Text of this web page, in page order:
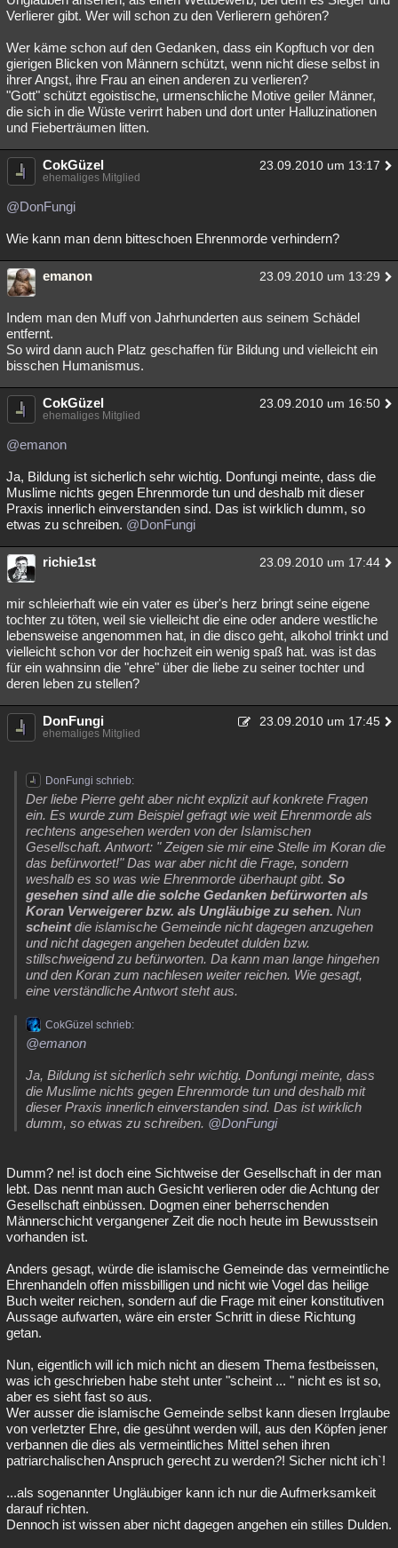
Verlierer gibt. Wer will schon zu den Verlierern gehören?
Wer käme schon auf den Gedanken, dass ein Kopftuch vor den
gierigen Blicken von Männern schützt, wenn nicht diese selbst in
ihrer Angst, ihre Frau an einen anderen zu verlieren?
"Gott" schützt egoistische, urmenschliche Motive geiler Männer,
die sich in die Wüste verirrt haben und dort unter Halluzinationen
und Fieberträumen litten.
CokGüzel 23.09.2010 um 13:17
ehemaliges Mitglied
@DonFungi
Wie kann man denn bitteschoen Ehrenmorde verhindern?
emanon 23.09.2010 um 13:29
Indem man den Muff von Jahrhunderten aus seinem Schädel
entfernt.
So wird dann auch Platz geschaffen für Bildung und vielleicht ein
bisschen Humanismus.
CokGüzel 23.09.2010 um 16:50
ehemaliges Mitglied
@emanon
Ja, Bildung ist sicherlich sehr wichtig. Donfungi meinte, dass die
Muslime nichts gegen Ehrenmorde tun und deshalb mit dieser
Praxis innerlich einverstanden sind. Das ist wirklich dumm, so
etwas zu schreiben. @DonFungi
richie1st 23.09.2010 um 17:44
mir schleierhaft wie ein vater es über's herz bringt seine eigene
tochter zu töten, weil sie vielleicht die eine oder andere westliche
lebensweise angenommen hat, in die disco geht, alkohol trinkt und
vielleicht schon vor der hochzeit ein wenig spaß hat. was ist das
für ein wahnsinn die "ehre" über die liebe zu seiner tochter und
deren leben zu stellen?
DonFungi 23.09.2010 um 17:45
ehemaliges Mitglied
DonFungi schrieb:
Der liebe Pierre geht aber nicht explizit auf konkrete Fragen
ein. Es wurde zum Beispiel gefragt wie weit Ehrenmorde als
rechtens angesehen werden von der Islamischen
Gesellschaft. Antwort: " Zeigen sie mir eine Stelle im Koran die
das befürwortet!" Das war aber nicht die Frage, sondern
weshalb es so was wie Ehrenmorde überhaupt gibt. So
gesehen sind alle die solche Gedanken befürworten als
Koran Verweigerer bzw. als Ungläubige zu sehen. Nun
scheintdie islamische Gemeinde nicht dagegen anzugehen
und nicht dagegen angehen bedeutet dulden bzw.
stillschweigend zu befürworten. Da kann man lange hingehen
und den Koran zum nachlesen weiter reichen. Wie gesagt,
eine verständliche Antwort steht aus.
CokGüzel schrieb:
@emanon
Ja, Bildung ist sicherlich sehr wichtig. Donfungi meinte, dass
die Muslime nichts gegen Ehrenmorde tun und deshalb mit
dieser Praxis innerlich einverstanden sind. Das ist wirklich
dumm, so etwas zu schreiben. @DonFungi
Dumm? ne! ist doch eine Sichtweise der Gesellschaft in der man
lebt. Das nennt man auch Gesicht verlieren oder die Achtung der
Gesellschaft einbüssen. Dogmen einer beherrschenden
Männerschicht vergangener Zeit die noch heute im Bewusstsein
vorhanden ist.
Anders gesagt, würde die islamische Gemeinde das vermeintliche
Ehrenhandeln offen missbilligen und nicht wie Vogel das heilige
Buch weiter reichen, sondern auf die Frage mit einer konstitutiven
Aussage aufwarten, wäre ein erster Schritt in diese Richtung
getan.
Nun, eigentlich will ich mich nicht an diesem Thema festbeissen,
was ich geschrieben habe steht unter "scheint ... " nicht es ist so,
aber es sieht fast so aus.
Wer ausser die islamische Gemeinde selbst kann diesen Irrglaube
von verletzter Ehre, die gesühnt werden will, aus den Köpfen jener
verbannen die dies als vermeintliches Mittel sehen ihren
patriarchalischen Anspruch gerecht zu werden?! Sicher nicht ich`!
...als sogenannter Ungläubiger kann ich nur die Aufmerksamkeit
darauf richten.
Dennoch ist wissen aber nicht dagegen angehen ein stilles Dulden.